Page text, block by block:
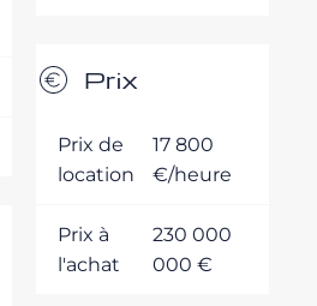
Prix
Prix de
location
17 800
€/heure
Prix à
l'achat
230 000
000 €